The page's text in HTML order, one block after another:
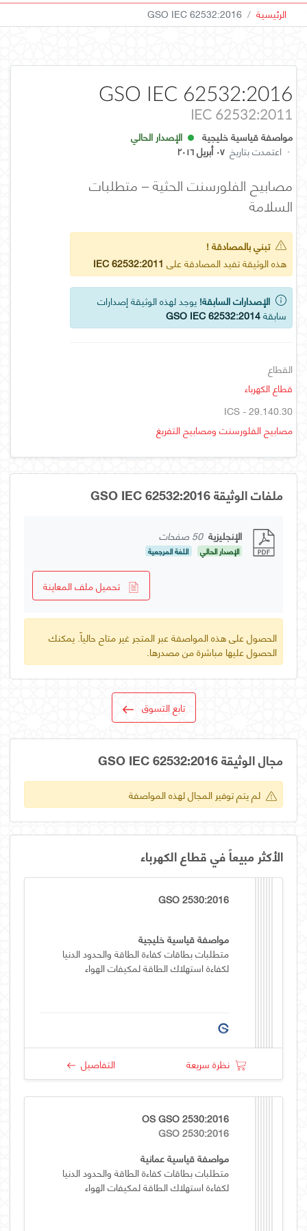
الرئيسية GSO IEC 62532:2016
GSO IEC 62532:2016
IEC 62532:2011
مواصفة قياسية خليجية
الإصدار الحالي
· اعتمدت بتاريخ ٠٧ أبريل ٢٠١٦
مصابيح الفلورسنت الحثية – متطلبات
السلامة
تبني بالمصادقة !
هذه الوثيقة تفيد المصادقة على IEC 62532:2011
الإصدارات السابقة! يوجد لهذه الوثيقة إصدارات
سابقةGSO IEC 62532:2014
القطاع
قطاع الكهرباء
ICS - 29.140.30
مصابيح الفلورسنت ومصابيح التفريغ
ملفات الوثيقة GSO IEC 62532:2016
الإنجليزية 50 صفحات
الإصدار الحالي اللغة المرجعية
تحميل ملف المعاينة
الحصول على هذه المواصفة عبر المتجر غير متاح حالياً. يمكنك
الحصول عليها مباشرة من مصدرها.
تابع التسوق
مجال الوثيقة GSO IEC 62532:2016
لم يتم توفير المجال لهذه المواصفة
الأكثر مبيعاً في قطاع الكهرباء
GSO 2530:2016
مواصفة قياسية خليجية
متطلبات بطاقات كفاءة الطاقة والحدود الدنيا
لكفاءة استهلاك الطاقة لمكيفات الهواء
نظرة سريعة التفاصيل
OS GSO 2530:2016
GSO 2530:2016
مواصفة قياسية عمانية
متطلبات بطاقات كفاءة الطاقة والحدود الدنيا
لكفاءة استهلاك الطاقة لمكيفات الهواء